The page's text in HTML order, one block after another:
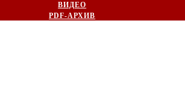
ВИДЕО
PDF-АРХИВ